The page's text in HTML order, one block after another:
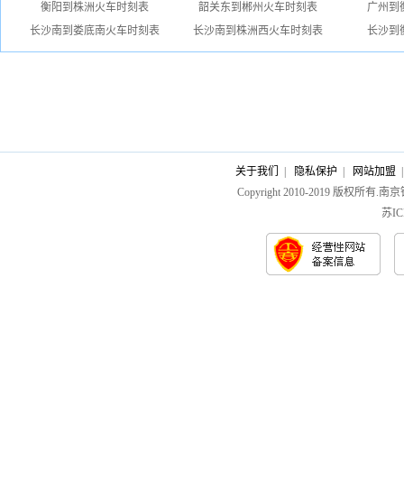
衡阳到株洲火车时刻表
韶关东到郴州火车时刻表
广州到
长沙南到娄底南火车时刻表
长沙南到株洲西火车时刻表 长沙到
关于我们 隐私保护 网站加盟
Copyright 2010-2019 版权所有.南
苏